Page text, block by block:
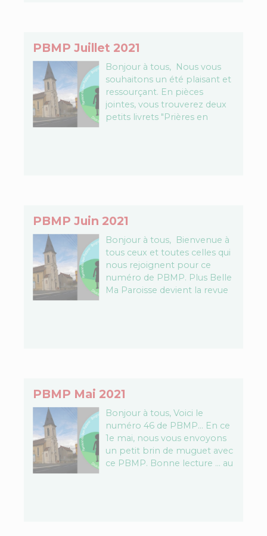
PBMP Juillet 2021
Bonjour à tous, Nous vous
souhaitons un été plaisant et
ressourçant. En pièces
jointes, vous trouverez deux
petits livrets "Prières en
PBMP Juin 2021
Bonjour à tous, Bienvenue à
tous ceux et toutes celles qui
nous rejoignent pour ce
numéro de PBMP. Plus Belle
Ma Paroisse devient la revue
PBMP Mai 2021
Bonjour à tous, Voici le
numéro 46 de PBMP… En ce
1e mai, nous vous envoyons
un petit brin de muguet avec
ce PBMP. Bonne lecture ... au